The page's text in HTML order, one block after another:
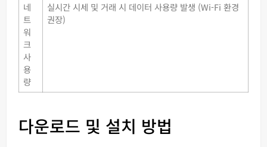
네
트
워
크
사
용
량
실시간 시세 및 거래 시 데이터 사용량 발생 (Wi-Fi 환경
권장)
다운로드 및 설치 방법